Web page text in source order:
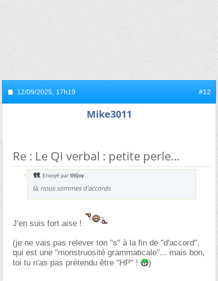
12/09/2025, 17h19 #12
Mike3011
Re : Le QI verbal : petite perle...
Envoyé par titijoy
là, nous sommes d'accords
J'en suis fort aise !
(je ne vais pas relever ton "s" à la fin de "d'accord",
qui est une "monstruosité grammaticale"... mais bon,
toi tu n'as pas prétendu être "HP" !
)